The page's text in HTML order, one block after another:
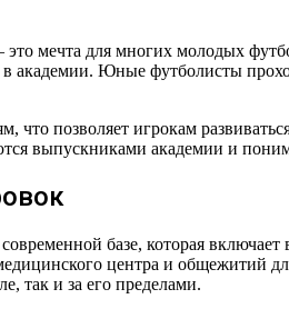
мечта для многих молодых
Юные футболисты
что позволяет игрокам
выпускниками академии и
современной базе, которая
центра и
так и за его пределами.